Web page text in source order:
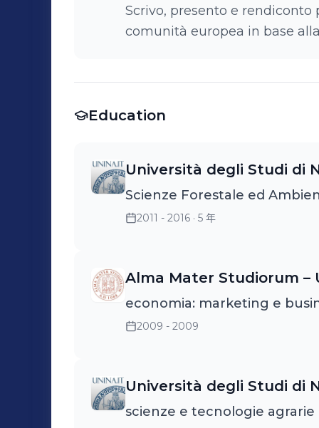
Mud. Sono referente per la conformità delle aziende agricole e
magazzino di
campagna
Scrivo, presento e
comunità europea in base
Education
Università degli Studi di
Scienze Forestale ed
2011 - 2016 · 5 年
Alma Mater Studiorum –
economia: marketing e
2009 - 2009
Università degli Studi di
scienze e tecnologie agrarie